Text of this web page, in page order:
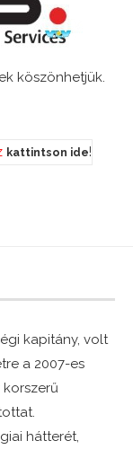
köszönhetjük.
kattintson ide!
kapitány, volt
a 2007-es
hátterét,